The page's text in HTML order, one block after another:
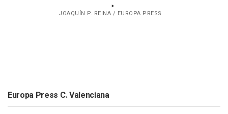
JOAQUÍN P. REINA / EUROPA PRESS
Europa Press C. Valenciana